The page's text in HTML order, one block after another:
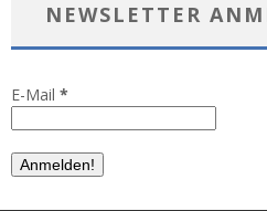
NEWSLETTER
E-Mail *